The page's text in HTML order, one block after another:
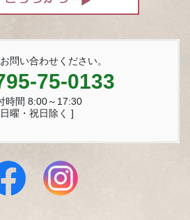
問い合わせください。
75-0133
時間 8:00～17:30
曜・祝日除く ]